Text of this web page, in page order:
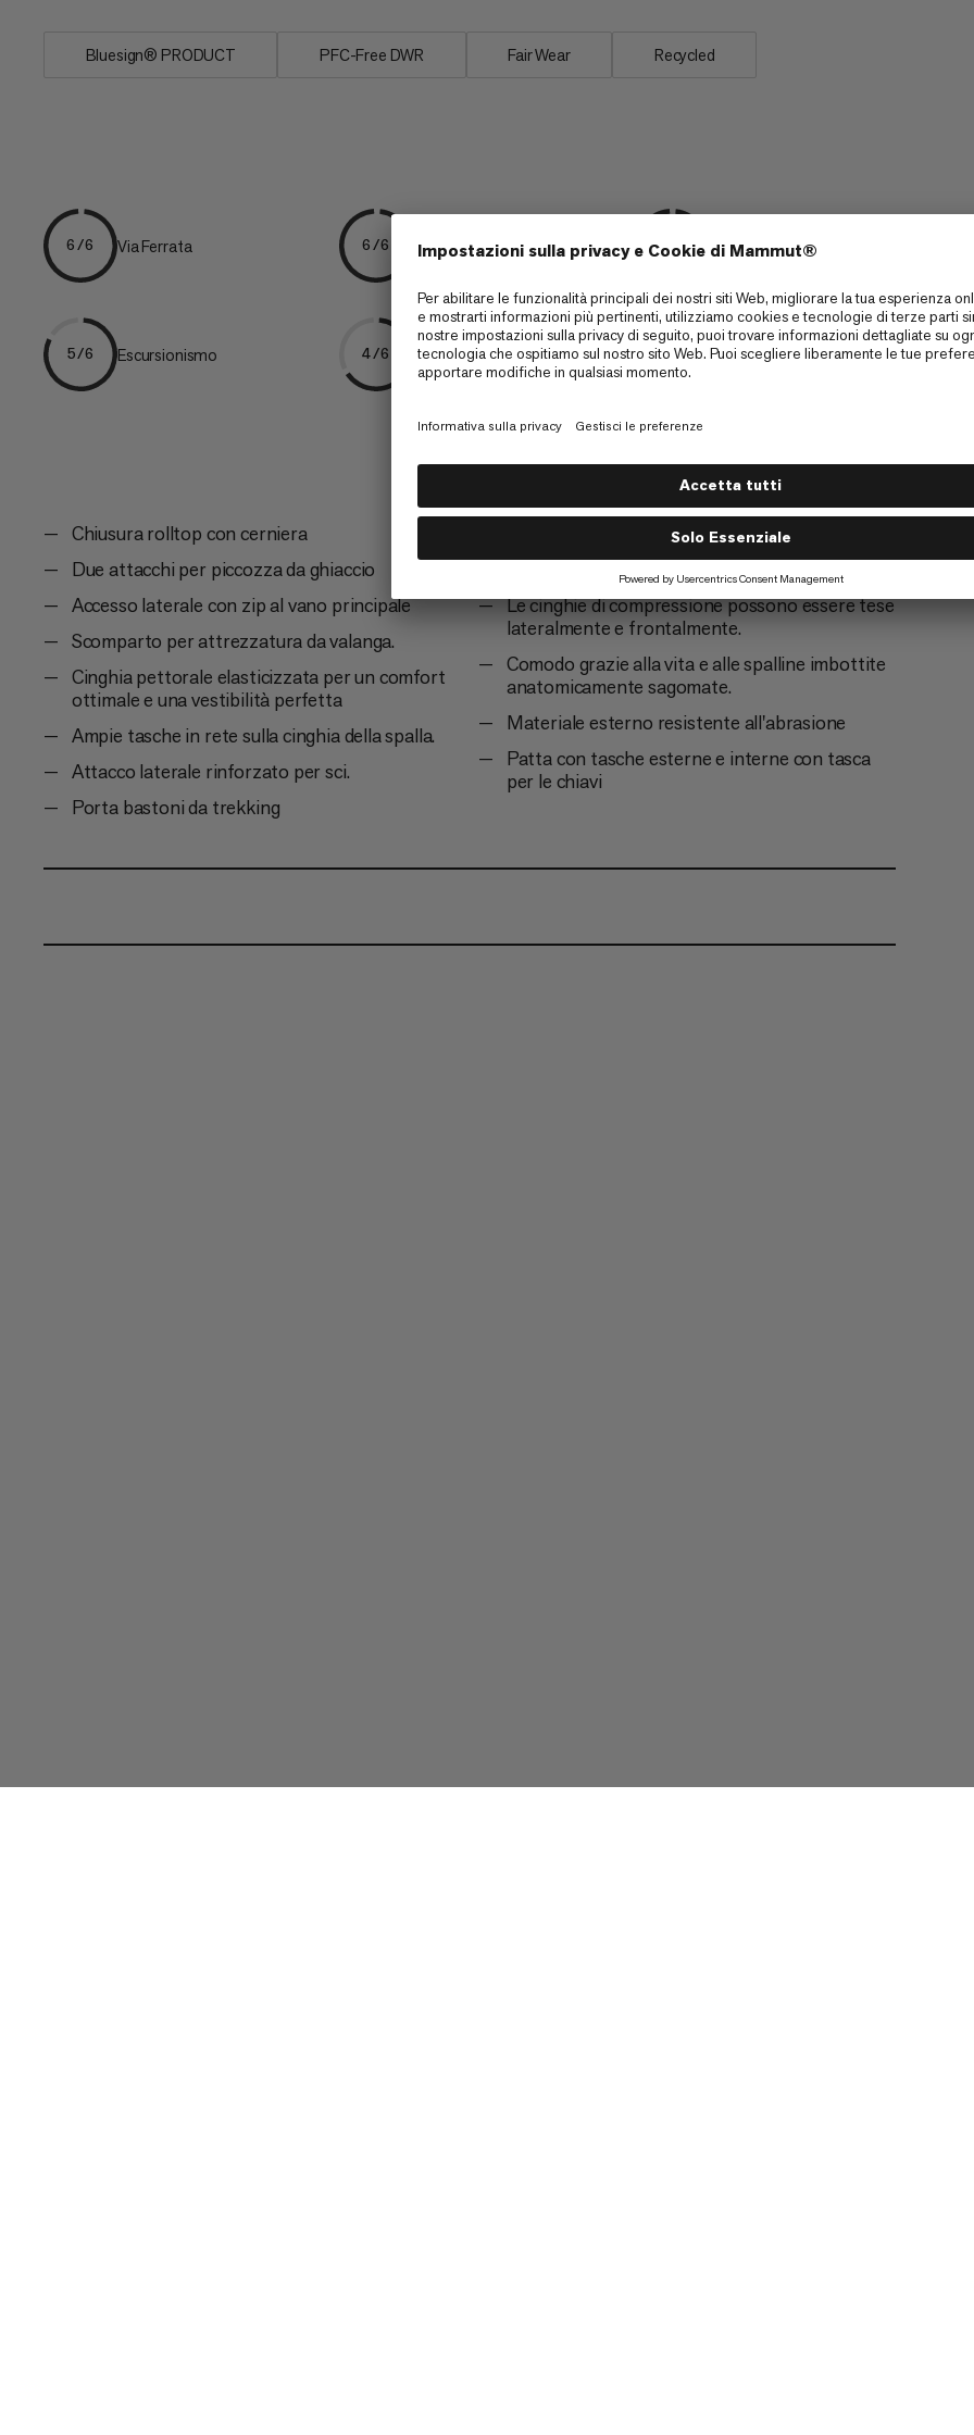
Bluesign® PRODUCT PFC-Free DWR Fair Wear Recycled
6/6 Via Ferrata 6/6 Alpinismo 6/6 Sci alpinismo
5/6 Escursionismo 4/6 Approccio
Chiusura rolltop con cerniera
Due attacchi per piccozza da ghiaccio
Accesso laterale con zip al vano principale
Scomparto per attrezzatura da valanga.
Cinghia pettorale elasticizzata per un comfort
ottimale e una vestibilità perfetta
Ampie tasche in rete sulla cinghia della spalla.
Attacco laterale rinforzato per sci.
Porta bastoni da trekking
Compatibile con il sistema di idratazione.
Allegato della corda sul lembo.
Le cinghie di compressione possono essere tese
lateralmente e frontalmente.
Comodo grazie alla vita e alle spalline imbottite
anatomicamente sagomate.
Materiale esterno resistente all'abrasione
Patta con tasche esterne e interne con tasca
per le chiavi